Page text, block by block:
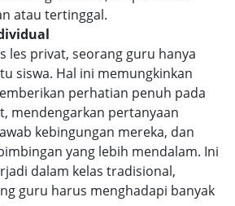
atau tertinggal.
les privat, seorang guru hanya
siswa. Hal ini memungkinkan
perhatian penuh pada
mendengarkan pertanyaan
kebingungan mereka, dan
yang lebih mendalam. Ini
dalam kelas tradisional,
guru harus menghadapi banyak